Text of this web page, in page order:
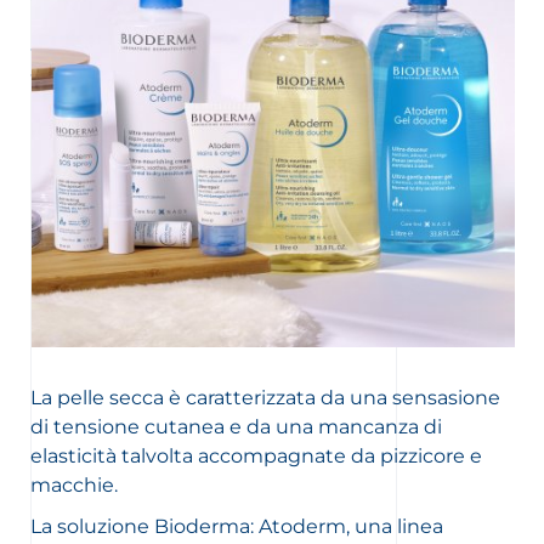
l’insorgere di irritazioni cutanee. È pertanto cruciale
adottare una routine di idratazione utile a ristabilire e
alleviare la pelle.
Dottoressa Magali Bourrel-Bouttaz, Dermatologa
La pelle secca è caratterizzata da una sensasione
di tensione cutanea e da una mancanza di
elasticità talvolta accompagnate da pizzicore e
macchie.
La soluzione Bioderma: Atoderm, una linea